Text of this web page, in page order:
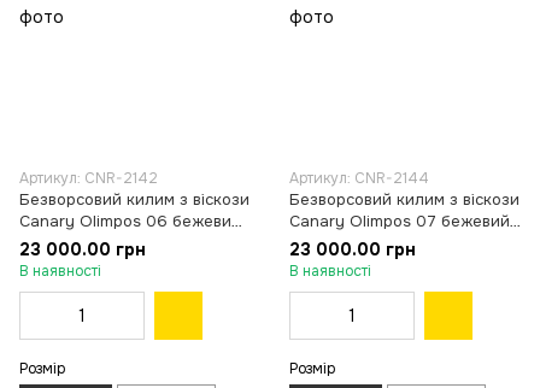
Артикул: CNR-2142
Безворсовий килим з віскози
Canary Olimpos 06 бежевий
з молочним, 160×230 см
23 000.00 грн
В наявності
Розмір
Артикул: CNR-2144
Безворсовий килим з віскози
Canary Olimpos 07 бежевий
з коричневим, 160×230 см
23 000.00 грн
В наявності
Розмір